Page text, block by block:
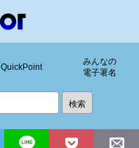
QuickPoint
みんなの
電子署名